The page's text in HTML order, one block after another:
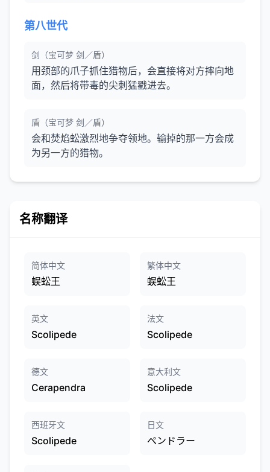
第八世代
剑（宝可梦 剑／盾）
用颈部的爪子抓住猎物后，会直接将对方摔向地
面，然后将带毒的尖刺猛戳进去。
盾（宝可梦 剑／盾）
会和焚焰蚣激烈地争夺领地。输掉的那一方会成
为另一方的猎物。
名称翻译
简体中文
蜈蚣王
繁体中文
蜈蚣王
英文
Scolipede
法文
Scolipede
德文
Cerapendra
意大利文
Scolipede
西班牙文
Scolipede
日文
ペンドラー